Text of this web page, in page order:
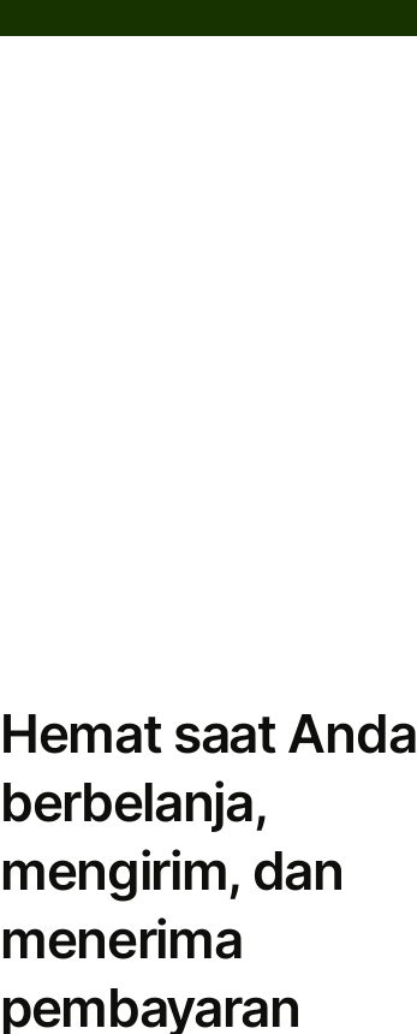
Hemat saat Anda
berbelanja,
mengirim, dan
menerima
pembayaran